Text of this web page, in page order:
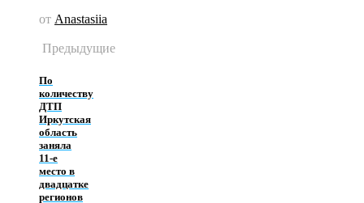
от Anastasiia
Предыдущие
По
количеству
ДТП
Иркутская
область
заняла
11-е
место в
двадцатке
регионов